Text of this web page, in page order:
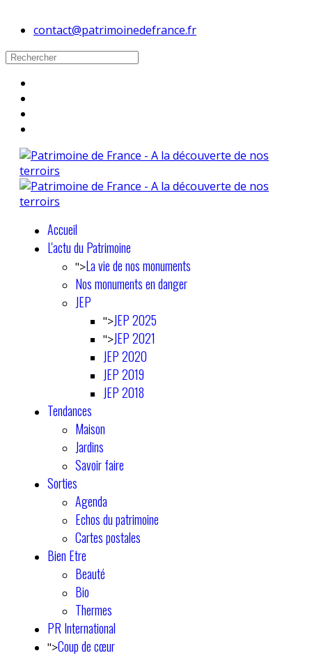
contact@patrimoinedefrance.fr
Accueil
L'actu du Patrimoine
">La vie de nos monuments
Nos monuments en danger
JEP
">JEP 2025
">JEP 2021
JEP 2020
JEP 2019
JEP 2018
Tendances
Maison
Jardins
Savoir faire
Sorties
Agenda
Echos du patrimoine
Cartes postales
Bien Etre
Beauté
Bio
Thermes
PR International
">Coup de cœur